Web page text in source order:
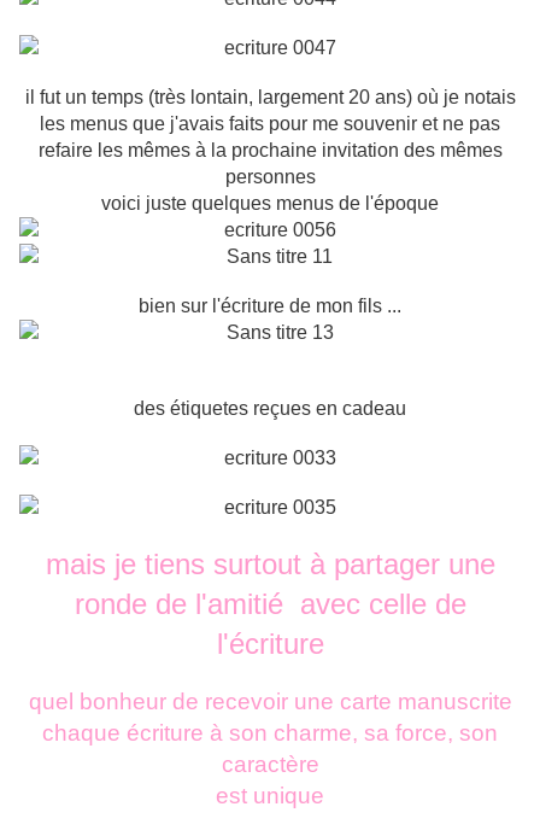
il fut un temps (très lontain, largement 20 ans) où je notais
les menus que j'avais faits pour me souvenir et ne pas
refaire les mêmes à la prochaine invitation des mêmes
personnes
voici juste quelques menus de l'époque
bien sur l'écriture de mon fils ...
des étiquetes reçues en cadeau
mais je tiens surtout à partager une
ronde de l'amitié avec celle de
l'écriture
quel bonheur de recevoir une carte manuscrite
chaque écriture à son charme, sa force, son
caractère
est unique